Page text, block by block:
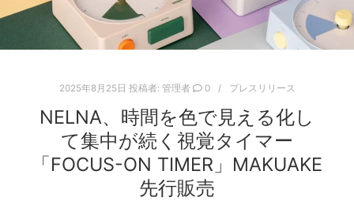
2025年8月25日 投稿者: 管理者 0 プレスリリース
NELNA、時間を色で見える化し
て集中が続く視覚タイマー
「FOCUS-ON TIMER」MAKUAKE
先行販売